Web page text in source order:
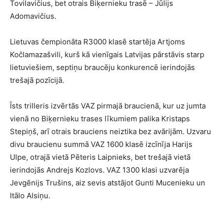
Tovilavičius, bet otrais Biķernieku trasē – Jūlijs
Adomavičius.
Lietuvas čempionāta R3000 klasē startēja Artjoms
Kočlamazašvili, kurš kā vienīgais Latvijas pārstāvis starp
lietuviešiem, septiņu braucēju konkurencē ierindojās
trešajā pozīcijā.
Īsts trilleris izvērtās VAZ pirmajā braucienā, kur uz jumta
vienā no Biķernieku trases līkumiem palika Kristaps
Stepiņš, arī otrais brauciens neiztika bez avārijām. Uzvaru
divu braucienu summā VAZ 1600 klasē izcīnīja Harijs
Ulpe, otrajā vietā Pēteris Laipnieks, bet trešajā vietā
ierindojās Andrejs Kozlovs. VAZ 1300 klasi uzvarēja
Jevgēnijs Trušins, aiz sevis atstājot Gunti Mucenieku un
Itālo Alsiņu.